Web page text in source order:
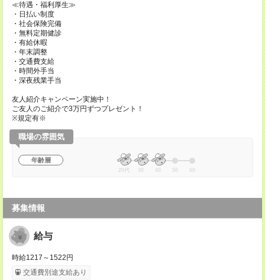
≪待遇・福利厚生≫
・日払い制度
・社会保険完備
・無料定期健診
・有給休暇
・年末調整
・交通費支給
・時間外手当
・深夜残業手当
友人紹介キャンペーン実施中！
ご友人のご紹介で3万円ずつプレゼント！
※規定有※
職場の雰囲気
年齢層
20代 30 40 50 60
募集情報
給与
時給1217～1522円
交通費別途支給あり